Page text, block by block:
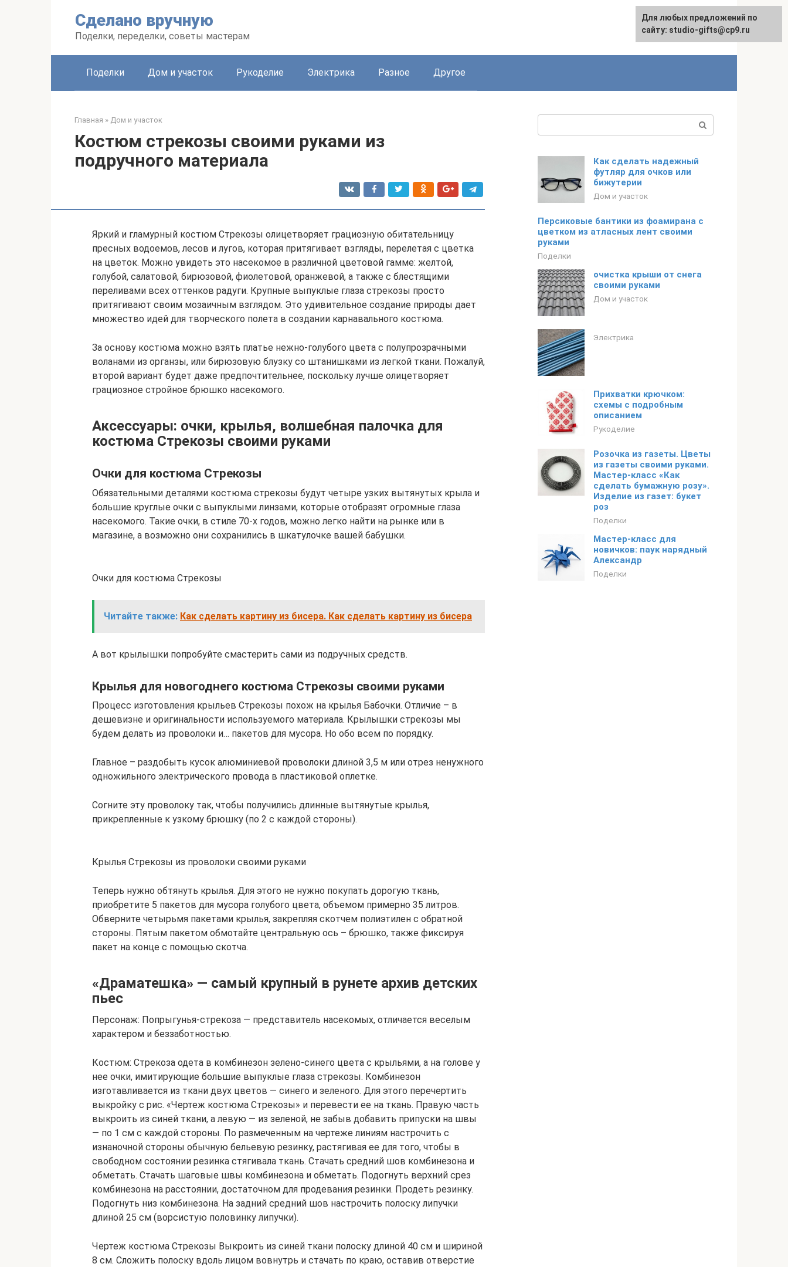
Сделано вручную
Поделки, переделки, советы мастерам
English
Поделки Дом и участок Рукоделие Электрика Разное Другое
Главная » Дом и участок
Костюм стрекозы своими руками из
подручного материала
Яркий и гламурный костюм Стрекозы олицетворяет грациозную обитательницу
пресных водоемов, лесов и лугов, которая притягивает взгляды, перелетая с цветка
на цветок. Можно увидеть это насекомое в различной цветовой гамме: желтой,
голубой, салатовой, бирюзовой, фиолетовой, оранжевой, а также с блестящими
переливами всех оттенков радуги. Крупные выпуклые глаза стрекозы просто
притягивают своим мозаичным взглядом. Это удивительное создание природы дает
множество идей для творческого полета в создании карнавального костюма.
За основу костюма можно взять платье нежно-голубого цвета с полупрозрачными
воланами из органзы, или бирюзовую блузку со штанишками из легкой ткани. Пожалуй,
второй вариант будет даже предпочтительнее, поскольку лучше олицетворяет
грациозное стройное брюшко насекомого.
Аксессуары: очки, крылья, волшебная палочка для
костюма Стрекозы своими руками
Очки для костюма Стрекозы
Обязательными деталями костюма стрекозы будут четыре узких вытянутых крыла и
большие круглые очки с выпуклыми линзами, которые отобразят огромные глаза
насекомого. Такие очки, в стиле 70-х годов, можно легко найти на рынке или в
магазине, а возможно они сохранились в шкатулочке вашей бабушки.
Очки для костюма Стрекозы
Читайте также: Как сделать картину из бисера. Как сделать картину из бисера
А вот крылышки попробуйте смастерить сами из подручных средств.
Крылья для новогоднего костюма Стрекозы своими руками
Процесс изготовления крыльев Стрекозы похож на крылья Бабочки. Отличие – в
дешевизне и оригинальности используемого материала. Крылышки стрекозы мы
будем делать из проволоки и… пакетов для мусора. Но обо всем по порядку.
Главное – раздобыть кусок алюминиевой проволоки длиной 3,5 м или отрез ненужного
одножильного электрического провода в пластиковой оплетке.
Согните эту проволоку так, чтобы получились длинные вытянутые крылья,
прикрепленные к узкому брюшку (по 2 с каждой стороны).
Крылья Стрекозы из проволоки своими руками
Теперь нужно обтянуть крылья. Для этого не нужно покупать дорогую ткань,
приобретите 5 пакетов для мусора голубого цвета, объемом примерно 35 литров.
Обверните четырьмя пакетами крылья, закрепляя скотчем полиэтилен с обратной
стороны. Пятым пакетом обмотайте центральную ось – брюшко, также фиксируя
пакет на конце с помощью скотча.
«Драматешка» — самый крупный в рунете архив детских
пьес
Персонаж: Попрыгунья-стрекоза — представитель насекомых, отличается веселым
характером и беззаботностью.
Костюм: Стрекоза одета в комбинезон зелено-синего цвета с крыльями, а на голове у
нее очки, имитирующие большие выпуклые глаза стрекозы. Комбинезон
изготавливается из ткани двух цветов — синего и зеленого. Для этого перечертить
выкройку с рис. «Чертеж костюма Стрекозы» и перевести ее на ткань. Правую часть
выкроить из синей ткани, а левую — из зеленой, не забыв добавить припуски на швы
— по 1 см с каждой стороны. По размеченным на чертеже линиям настрочить с
изнаночной стороны обычную бельевую резинку, растягивая ее для того, чтобы в
свободном состоянии резинка стягивала ткань. Стачать средний шов комбинезона и
обметать. Стачать шаговые швы комбинезона и обметать. Подогнуть верхний срез
комбинезона на расстоянии, достаточном для продевания резинки. Продеть резинку.
Подогнуть низ комбинезона. На задний средний шов настрочить полоску липучки
длиной 25 см (ворсистую половинку липучки).
Чертеж костюма Стрекозы Выкроить из синей ткани полоску длиной 40 см и шириной
8 см. Сложить полоску вдоль лицом вовнутрь и стачать по краю, оставив отверстие
Как сделать надежный
футляр для очков или
бижутерии
Дом и участок
Персиковые бантики из фоамирана с
цветком из атласных лент своими
руками
Поделки
очистка крыши от снега
своими руками
Дом и участок
Электрика
Прихватки крючком:
схемы с подробным
описанием
Рукоделие
Розочка из газеты. Цветы
из газеты своими руками.
Мастер-класс «Как
сделать бумажную розу».
Изделие из газет: букет
роз
Поделки
Мастер-класс для
новичков: паук нарядный
Александр
Поделки
Для любых предложений по
сайту: studio-gifts@cp9.ru